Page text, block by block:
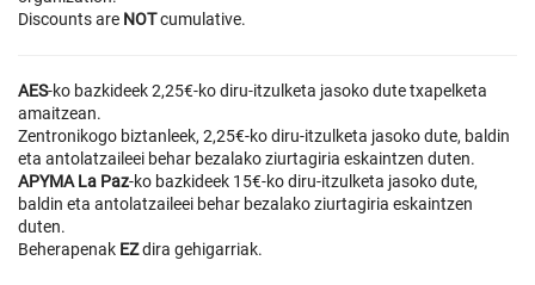
Discounts are NOTcumulative.
AES-ko bazkideek 2,25€-ko diru-itzulketa jasoko dute txapelketa
amaitzean.
Zentronikogo biztanleek, 2,25€-ko diru-itzulketa jasoko dute, baldin
eta antolatzaileei behar bezalako ziurtagiria eskaintzen duten.
APYMA La Paz-ko bazkideek 15€-ko diru-itzulketa jasoko dute,
baldin eta antolatzaileei behar bezalako ziurtagiria eskaintzen
duten.
Beherapenak EZdira gehigarriak.